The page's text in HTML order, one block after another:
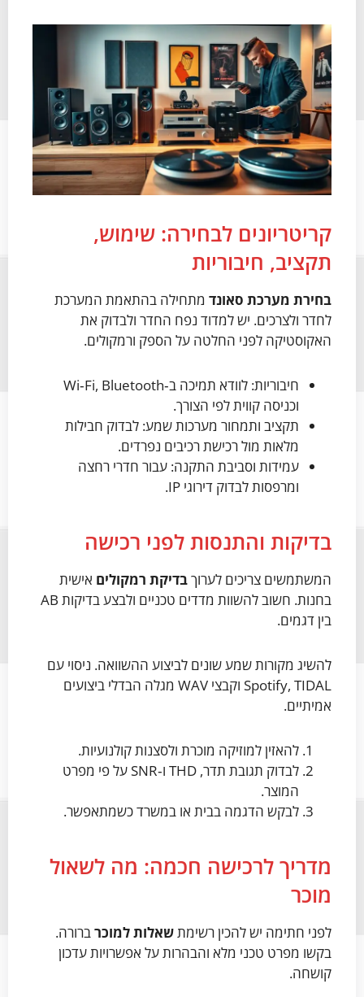
קריטריונים לבחירה: שימוש,
תקציב, חיבוריות
בחירת מערכת סאונד מתחילה בהתאמת המערכת
לחדר ולצרכים. יש למדוד נפח החדר ולבדוק את
האקוסטיקה לפני החלטה על הספק ורמקולים.
חיבוריות: לוודא תמיכה ב‑Wi‑Fi, Bluetooth
וכניסה קווית לפי הצורך.
תקציב ותמחור מערכות שמע: לבדוק חבילות
מלאות מול רכישת רכיבים נפרדים.
עמידות וסביבת התקנה: עבור חדרי רחצה
ומרפסות לבדוק דירוגי IP.
בדיקות והתנסות לפני רכישה
המשתמשים צריכים לערוךבדיקת רמקולים אישית
בחנות. חשוב להשוות מדדים טכניים ולבצע בדיקות AB
בין דגמים.
להשיג מקורות שמע שונים לביצוע ההשוואה. ניסוי עם
Spotify, TIDAL וקבצי WAV מגלה הבדלי ביצועים
אמיתיים.
להאזין למוזיקה מוכרת ולסצנות קולנועיות.
לבדוק תגובת תדר, THD ו‑SNR על פי מפרט
המוצר.
לבקש הדגמה בבית או במשרד כשמתאפשר.
מדריך לרכישה חכמה: מה לשאול
מוכר
לפני חתימה יש להכין רשימתשאלות למוכרברורה.
בקשו מפרט טכני מלא והבהרות על אפשרויות עדכון
קושחה.